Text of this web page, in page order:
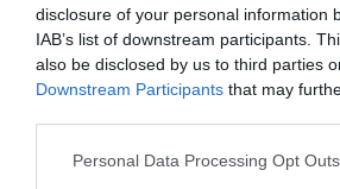
disclosure of your personal information
IAB’s list of downstream participants.
also be disclosed by us to third parties
Downstream Participants that may
Personal Data Processing Opt Outs
5ο WEBINAR ΤΟΥ 1ου ΚΥΚΛΟΥ
ΠΕΡΙΦΕΡΕΙΑ ΑΤΤΙΚΗΣ